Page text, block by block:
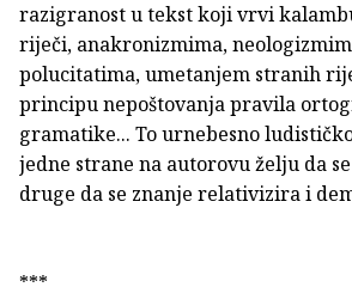
razigranost u tekst koji vrvi
riječi, anakronizmima,
polucitatima, umetanjem stranih
principu nepoštovanja pravila
gramatike... To urnebesno
jedne strane na autorovu želju da
druge da se znanje relativizira i